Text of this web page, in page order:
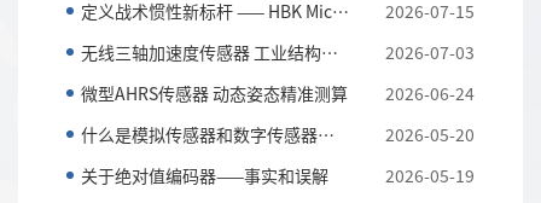
定义战术惯性新标杆 —— HBK MicroStrain 3DM-CV7-AH...
2026-07-15
无线三轴加速度传感器 工业结构与设备振动监测利器
2026-07-03
微型AHRS传感器 动态姿态精准测算
2026-06-24
什么是模拟传感器和数字传感器？以及它们的主要区别
2026-05-20
关于绝对值编码器——事实和误解
2026-05-19